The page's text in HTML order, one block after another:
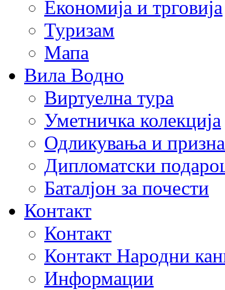
Економија и трговија
Туризам
Мапа
Вила Водно
Виртуелна тура
Уметничка колекција
Одликувања и
Дипломатски
Баталјон за почести
Контакт
Контакт
Контакт Народни
Информации